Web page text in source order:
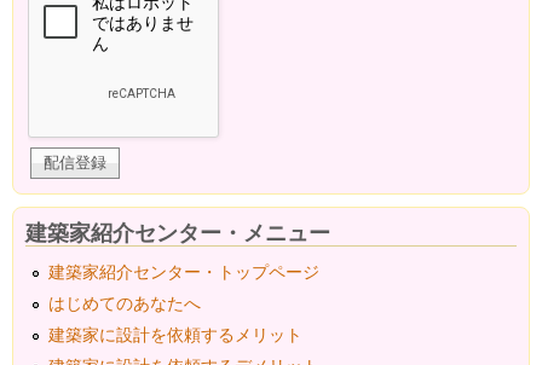
建築家紹介センター・メニュー
建築家紹介センター・トップページ
はじめてのあなたへ
建築家に設計を依頼するメリット